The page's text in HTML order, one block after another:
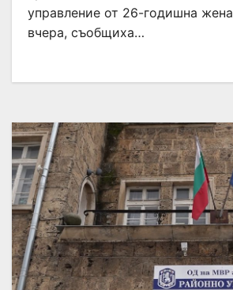
управление от 26-годишна
вчера, съобщиха…